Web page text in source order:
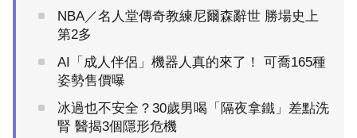
NBA／名人堂傳奇教練尼爾森辭世 勝場史上
第2多
AI「成人伴侶」機器人真的來了！ 可喬165種
姿勢售價曝
冰過也不安全？30歲男喝「隔夜拿鐵」差點洗
腎 醫揭3個隱形危機